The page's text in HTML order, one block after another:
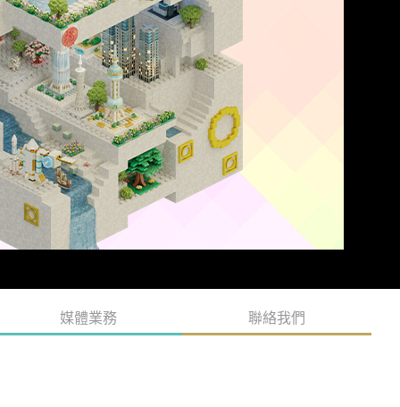
媒體業務 聯絡我們